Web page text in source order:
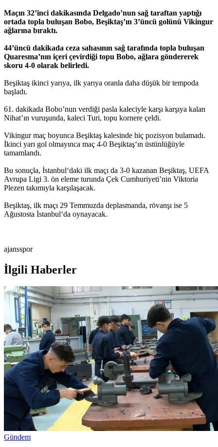
Maçın 32’inci dakikasında Delgado’nun sağ taraftan yaptığı
ortada topla buluşan Bobo, Beşiktaş’ın 3’üncü golünü Vikingur
ağlarına bıraktı.
44’üncü dakikada ceza sahasının sağ tarafında topla buluşan
Quaresma’nın içeri çevirdiği topu Bobo, ağlara göndererek
skoru 4-0 olarak belirledi.
Beşiktaş ikinci yarıya, ilk yarıya oranla daha düşük bir tempoda
başladı.
61. dakikada Bobo’nun verdiği pasla kaleciyle karşı karşıya kalan
Nihat’ın vuruşunda, kaleci Turi, topu kornere çeldi.
Vikingur maç boyunca Beşiktaş kalesinde hiç pozisyon bulamadı.
İkinci yarı gol olmayınca maç 4-0 Beşiktaş‘ın üstünlüğüyle
tamamlandı.
Bu sonuçla, İstanbul‘daki ilk maçı da 3-0 kazanan Beşiktaş, UEFA
Avrupa Ligi 3. ön eleme turunda Çek Cumhuriyeti’nin Viktoria
Plezen takımıyla karşılaşacak.
Beşiktaş, ilk maçı 29 Temmuzda deplasmanda, rövanşı ise 5
Ağustosta İstanbul‘da oynayacak.
ajansspor
İlgili Haberler
Gündem